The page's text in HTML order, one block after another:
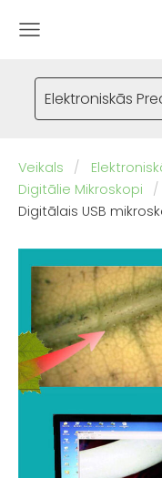
Elektroniskās
Veikals
Digitālie Mikroskopi
Digitālais USB